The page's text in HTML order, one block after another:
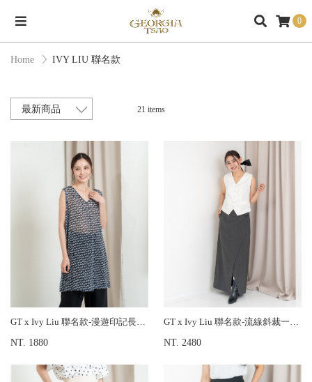
0
Home IVY LIU 聯名款
21 items
NT. 1880 NT. 2480